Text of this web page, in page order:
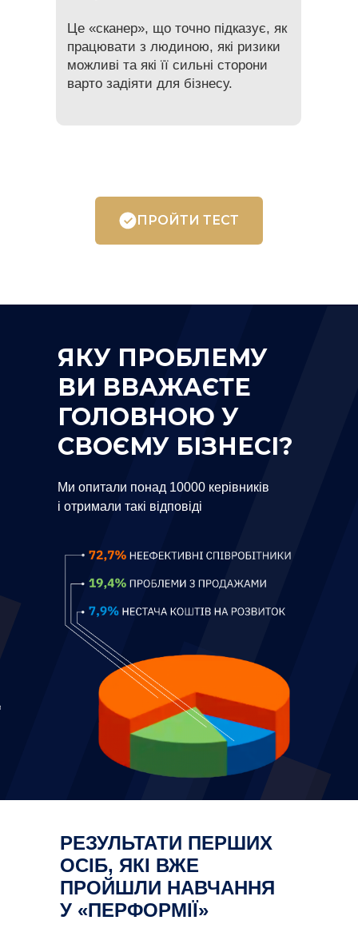
Це «сканер», що точно підказує, як
працювати з людиною, які ризики
можливі та які її сильні сторони
варто задіяти для бізнесу.
ПРОЙТИ ТЕСТ
ЯКУ ПРОБЛЕМУ
ВИ ВВАЖАЄТЕ
ГОЛОВНОЮ У
СВОЄМУ БІЗНЕСІ?
Ми опитали понад 10000 керівників
і отримали такі відповіді
РЕЗУЛЬТАТИ ПЕРШИХ
ОСІБ, ЯКІ ВЖЕ
ПРОЙШЛИ НАВЧАННЯ
У «ПЕРФОРМІЇ»